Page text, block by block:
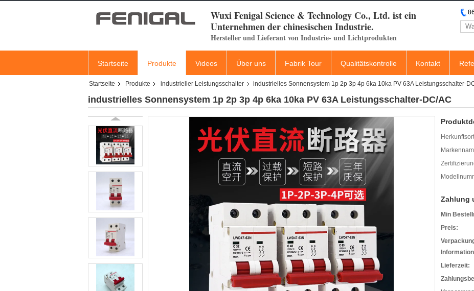
Wuxi Fenigal Science & Technology Co., Ltd. ist ein
Unternehmen der chinesischen Industrie.
Hersteller und Lieferant von Industrie- und Lichtprodukten
Startseite Produkte Videos Über uns Fabrik Tour Qualitätskontrolle Kontakt
Startseite Produkte industrieller Leistungsschalter industrielles Sonnensystem 1p 2p 3p 4p 6ka 10ka PV 63A Leistungsschalter-
industrielles Sonnensystem 1p 2p 3p 4p 6ka 10ka PV 63A Leistungsschalter-DC/AC
Zahlung
Min
Preis:
Lieferzeit: